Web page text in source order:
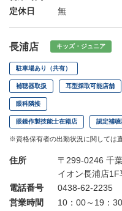
定休日
無
長浦店 キッズ・ジュニア
駐車場あり（共有）
補聴器取扱 耳型採取可能店舗
眼科隣接
眼鏡作製技能士在籍店 認定補
※資格保有者の出勤状況に関しては
住所
〒299-0246 千
イオン長浦店1F
電話番号
0438-62-2235
営業時間
10：00～19：30